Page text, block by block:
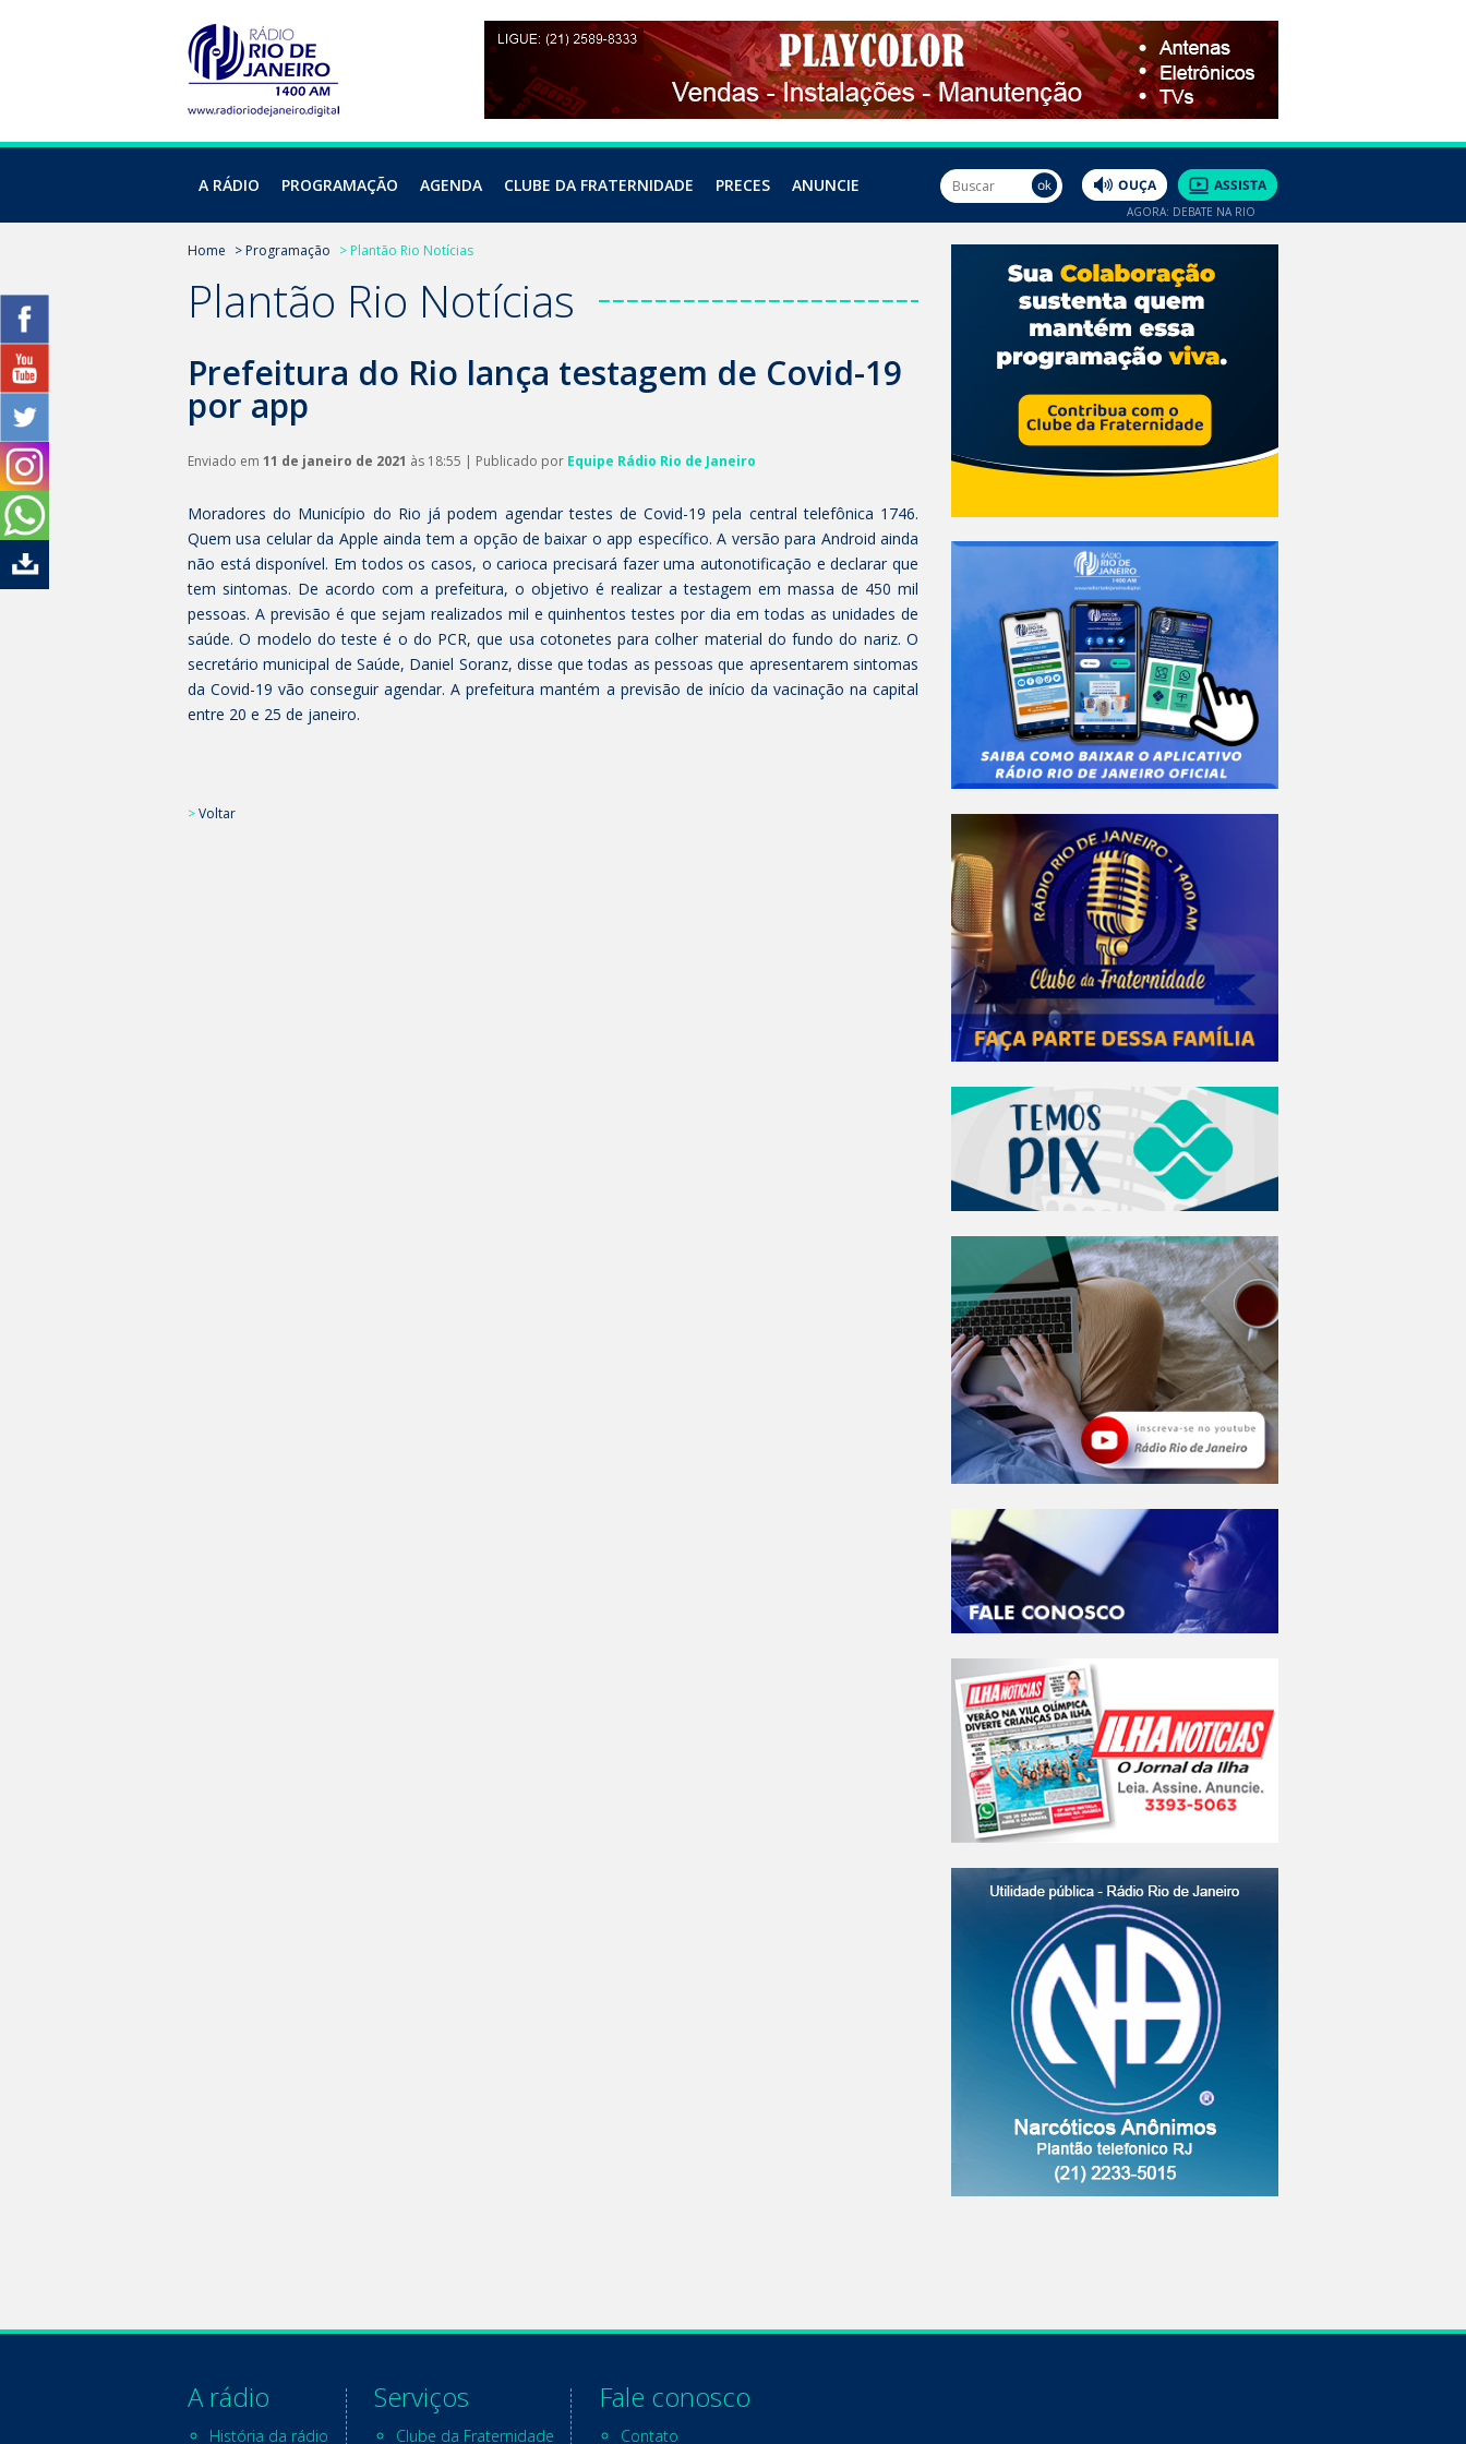
A RÁDIO PROGRAMAÇÃO AGENDA CLUBE DA FRATERNIDADE PRECES ANUNCIE
AGORA: DEBATE NA RIO
Home > Programação > Plantão Rio Notícias
Plantão Rio Notícias
Prefeitura do Rio lança testagem de Covid-19
por app
Enviado em 11 de janeiro de 2021 às 18:55 | Publicado por Equipe Rádio Rio de Janeiro
Moradores do Município do Rio já podem agendar testes de Covid-19 pela central telefônica 1746.
Quem usa celular da Apple ainda tem a opção de baixar o app específico. A versão para Android ainda
não está disponível. Em todos os casos, o carioca precisará fazer uma autonotificação e declarar que
tem sintomas. De acordo com a prefeitura, o objetivo é realizar a testagem em massa de 450 mil
pessoas. A previsão é que sejam realizados mil e quinhentos testes por dia em todas as unidades de
saúde. O modelo do teste é o do PCR, que usa cotonetes para colher material do fundo do nariz. O
secretário municipal de Saúde, Daniel Soranz, disse que todas as pessoas que apresentarem sintomas
da Covid-19 vão conseguir agendar. A prefeitura mantém a previsão de início da vacinação na capital
entre 20 e 25 de janeiro.
>Voltar
A rádio
História da rádio
Serviços
Clube da Fraternidade
Fale conosco
Contato